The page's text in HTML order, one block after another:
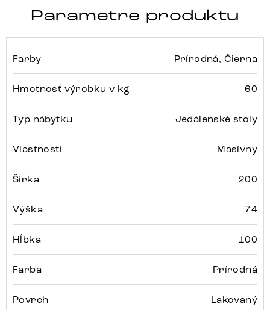
Parametre produktu
Farby Prírodná, Čierna
Hmotnosť výrobku v kg 60
Typ nábytku Jedálenské stoly
Vlastnosti Masívny
Šírka 200
Výška 74
Hĺbka 100
Farba Prírodná
Povrch Lakovaný